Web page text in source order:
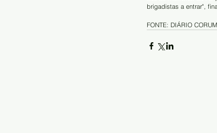
brigadistas a entrar",
FONTE: DIÁRIO